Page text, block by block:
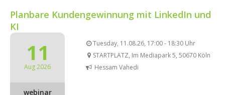
Planbare Kundengewinnung mit LinkedIn und
KI
11
Aug 2026
webinar
Tuesday, 11.08.26, 17:00 - 18:30 Uhr
STARTPLATZ, Im Mediapark 5, 50670 Köln
Hessam Vahedi